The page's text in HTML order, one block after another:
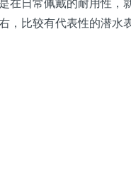
在日常佩戴的耐用性，
，比较有代表性的潜水